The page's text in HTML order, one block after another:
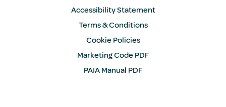
Accessibility Statement
Terms & Conditions
Cookie Policies
Marketing Code PDF
PAIA Manual PDF